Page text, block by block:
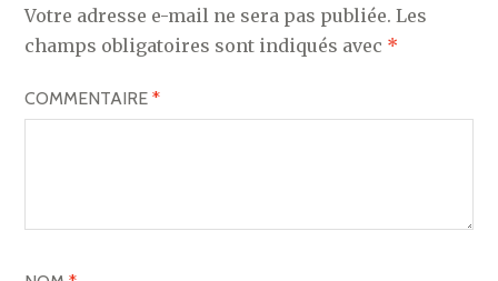
Votre adresse e-mail ne sera pas publiée. Les
champs obligatoires sont indiqués avec *
COMMENTAIRE*